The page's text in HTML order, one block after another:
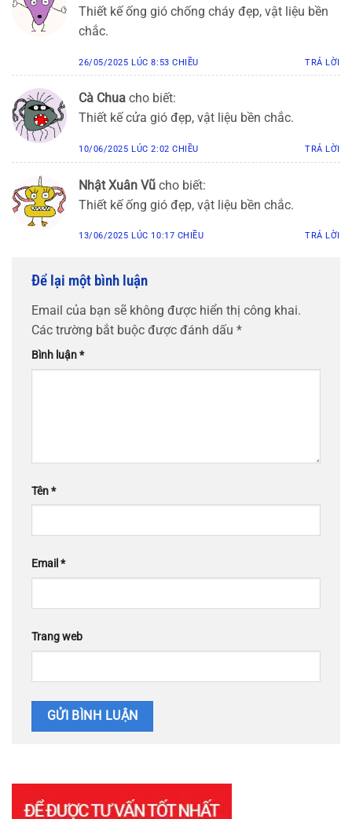
Thiết kế ống gió chống cháy đẹp, vật liệu bền
chắc.
26/05/2025 LÚC 8:53 CHIỀU TRẢ LỜI
Cà Chua cho biết:
Thiết kế cửa gió đẹp, vật liệu bền chắc.
10/06/2025 LÚC 2:02 CHIỀU TRẢ LỜI
Nhật Xuân Vũ cho biết:
Thiết kế ống gió đẹp, vật liệu bền chắc.
13/06/2025 LÚC 10:17 CHIỀU TRẢ LỜI
Để lại một bình luận
Email của bạn sẽ không được hiển thị công khai.
Các trường bắt buộc được đánh dấu *
Bình luận*
Tên*
Email*
Trang web